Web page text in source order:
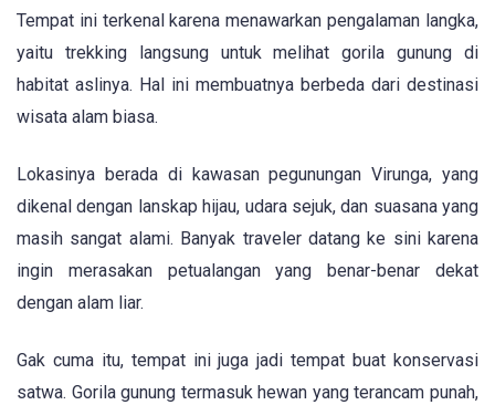
Tempat ini terkenal karena menawarkan pengalaman langka,
yaitu trekking langsung untuk melihat gorila gunung di
habitat aslinya. Hal ini membuatnya berbeda dari destinasi
wisata alam biasa.
Lokasinya berada di kawasan pegunungan Virunga, yang
dikenal dengan lanskap hijau, udara sejuk, dan suasana yang
masih sangat alami. Banyak traveler datang ke sini karena
ingin merasakan petualangan yang benar-benar dekat
dengan alam liar.
Gak cuma itu, tempat ini juga jadi tempat buat konservasi
satwa. Gorila gunung termasuk hewan yang terancam punah,